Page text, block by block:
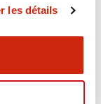
les détails